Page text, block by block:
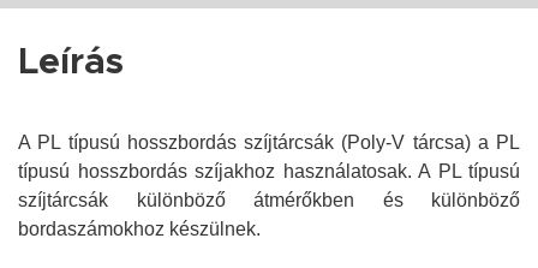
Leírás
A PL típusú hosszbordás szíjtárcsák (Poly-V tárcsa) a PL
típusú hosszbordás szíjakhoz használatosak. A PL típusú
szíjtárcsák különböző átmérőkben és különböző
bordaszámokhoz készülnek.